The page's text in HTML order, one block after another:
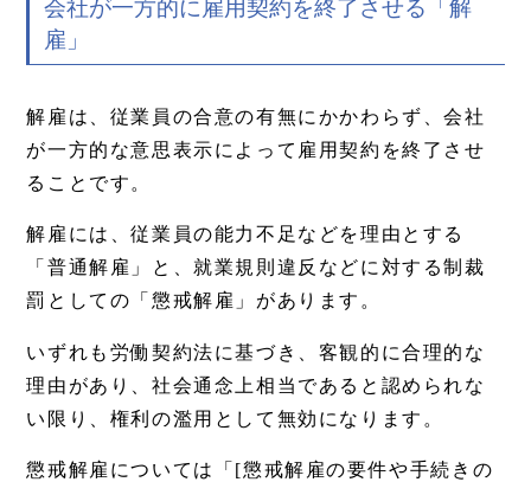
会社が一方的に雇用契約を終了させる「解
雇」
解雇は、従業員の合意の有無にかかわらず、会社
が一方的な意思表示によって雇用契約を終了させ
ることです。
解雇には、従業員の能力不足などを理由とする
「普通解雇」と、就業規則違反などに対する制裁
罰としての「懲戒解雇」があります。
いずれも労働契約法に基づき、客観的に合理的な
理由があり、社会通念上相当であると認められな
い限り、権利の濫用として無効になります。
懲戒解雇については「[懲戒解雇の要件や手続きの